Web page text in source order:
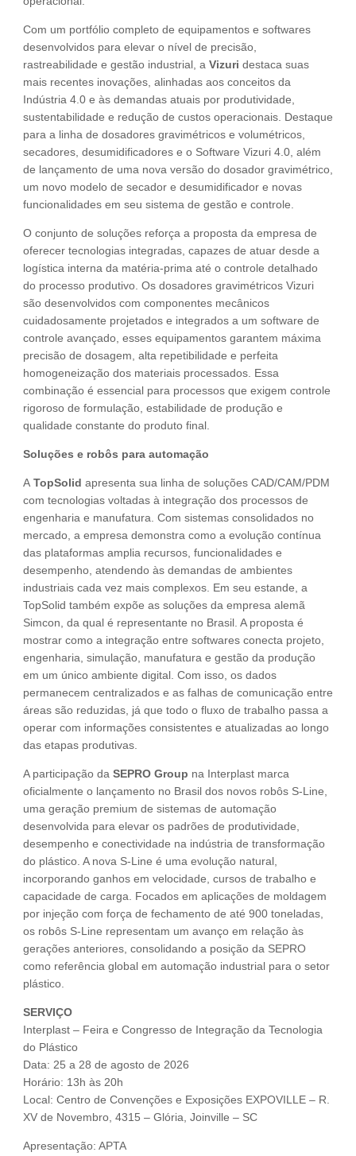
Com um portfólio completo de equipamentos e softwares
desenvolvidos para elevar o nível de precisão,
rastreabilidade e gestão industrial, a Vizuri destaca suas
mais recentes inovações, alinhadas aos conceitos da
Indústria 4.0 e às demandas atuais por produtividade,
sustentabilidade e redução de custos operacionais. Destaque
para a linha de dosadores gravimétricos e volumétricos,
secadores, desumidificadores e o Software Vizuri 4.0, além
de lançamento de uma nova versão do dosador gravimétrico,
um novo modelo de secador e desumidificador e novas
funcionalidades em seu sistema de gestão e controle.
O conjunto de soluções reforça a proposta da empresa de
oferecer tecnologias integradas, capazes de atuar desde a
logística interna da matéria-prima até o controle detalhado
do processo produtivo. Os dosadores gravimétricos Vizuri
são desenvolvidos com componentes mecânicos
cuidadosamente projetados e integrados a um software de
controle avançado, esses equipamentos garantem máxima
precisão de dosagem, alta repetibilidade e perfeita
homogeneização dos materiais processados. Essa
combinação é essencial para processos que exigem controle
rigoroso de formulação, estabilidade de produção e
qualidade constante do produto final.
Soluções e robôs para automação
A TopSolid apresenta sua linha de soluções CAD/CAM/PDM
com tecnologias voltadas à integração dos processos de
engenharia e manufatura. Com sistemas consolidados no
mercado, a empresa demonstra como a evolução contínua
das plataformas amplia recursos, funcionalidades e
desempenho, atendendo às demandas de ambientes
industriais cada vez mais complexos. Em seu estande, a
TopSolid também expõe as soluções da empresa alemã
Simcon, da qual é representante no Brasil. A proposta é
mostrar como a integração entre softwares conecta projeto,
engenharia, simulação, manufatura e gestão da produção
em um único ambiente digital. Com isso, os dados
permanecem centralizados e as falhas de comunicação entre
áreas são reduzidas, já que todo o fluxo de trabalho passa a
operar com informações consistentes e atualizadas ao longo
das etapas produtivas.
A participação da SEPRO Group na Interplast marca
oficialmente o lançamento no Brasil dos novos robôs S-Line,
uma geração premium de sistemas de automação
desenvolvida para elevar os padrões de produtividade,
desempenho e conectividade na indústria de transformação
do plástico. A nova S-Line é uma evolução natural,
incorporando ganhos em velocidade, cursos de trabalho e
capacidade de carga. Focados em aplicações de moldagem
por injeção com força de fechamento de até 900 toneladas,
os robôs S-Line representam um avanço em relação às
gerações anteriores, consolidando a posição da SEPRO
como referência global em automação industrial para o setor
plástico.
SERVIÇO
Interplast – Feira e Congresso de Integração da Tecnologia
do Plástico
Data: 25 a 28 de agosto de 2026
Horário: 13h às 20h
Local: Centro de Convenções e Exposições EXPOVILLE – R.
XV de Novembro, 4315 – Glória, Joinville – SC
Apresentação: APTA